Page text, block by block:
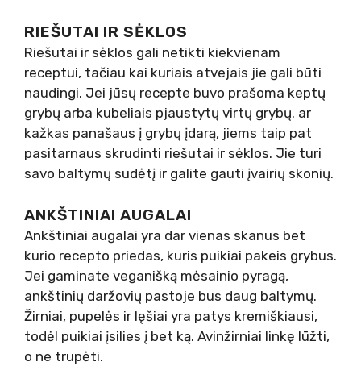
RIEŠUTAI IR SĖKLOS
Riešutai ir sėklos gali netikti kiekvienam
receptui, tačiau kai kuriais atvejais jie gali būti
naudingi. Jei jūsų recepte buvo prašoma keptų
grybų arba kubeliais pjaustytų virtų grybų. ar
kažkas panašaus į grybų įdarą, jiems taip pat
pasitarnaus skrudinti riešutai ir sėklos. Jie turi
savo baltymų sudėtį ir galite gauti įvairių skonių.
ANKŠTINIAI AUGALAI
Ankštiniai augalai yra dar vienas skanus bet
kurio recepto priedas, kuris puikiai pakeis grybus.
Jei gaminate veganišką mėsainio pyragą,
ankštinių daržovių pastoje bus daug baltymų.
Žirniai, pupelės ir lęšiai yra patys kremiškiausi,
todėl puikiai įsilies į bet ką. Avinžirniai linkę lūžti,
o ne trupėti.